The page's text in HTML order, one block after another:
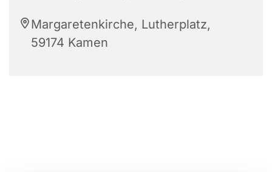
Margaretenkirche, Lutherplatz,
59174 Kamen